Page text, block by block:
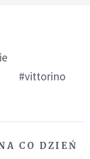
#vittorino
CO DZIEŃ